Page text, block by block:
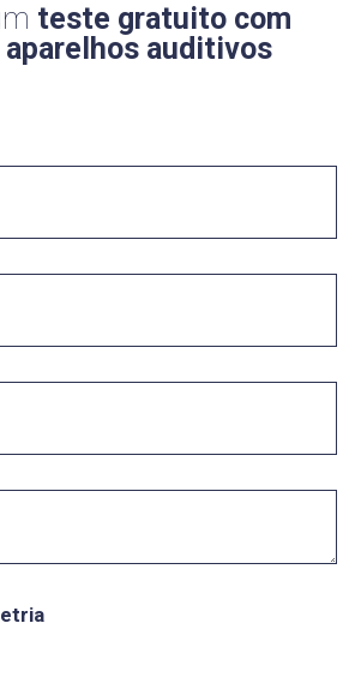
teste gratuito com
auditivos